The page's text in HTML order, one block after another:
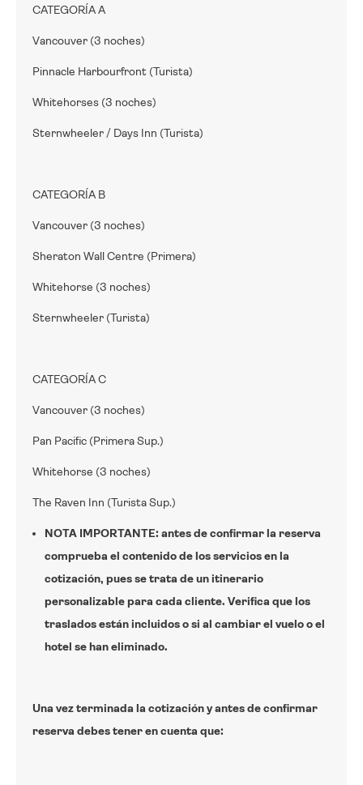
CATEGORÍA A
Vancouver (3 noches)
Pinnacle Harbourfront (Turista)
Whitehorses (3 noches)
Sternwheeler / Days Inn (Turista)
CATEGORÍA B
Vancouver (3 noches)
Sheraton Wall Centre (Primera)
Whitehorse (3 noches)
Sternwheeler (Turista)
CATEGORÍA C
Vancouver (3 noches)
Pan Pacific (Primera Sup.)
Whitehorse (3 noches)
The Raven Inn (Turista Sup.)
NOTA IMPORTANTE: antes de confirmar la reserva
comprueba el contenido de los servicios en la
cotización, pues se trata de un itinerario
personalizable para cada cliente. Verifica que los
traslados están incluidos o si al cambiar el vuelo o el
hotel se han eliminado.
Una vez terminada la cotización y antes de confirmar
reserva debes tener en cuenta que: